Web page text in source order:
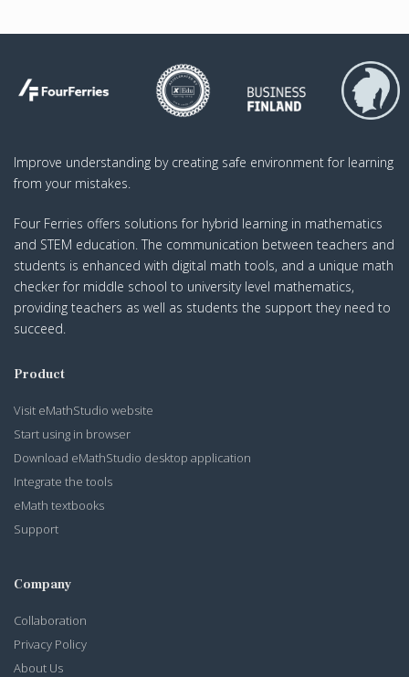
Improve understanding by creating safe environment for learning
from your mistakes.
Four Ferries offers solutions for hybrid learning in mathematics
and STEM education. The communication between teachers and
students is enhanced with digital math tools, and a unique math
checker for middle school to university level mathematics,
providing teachers as well as students the support they need to
succeed.
Product
Visit eMathStudio website
Start using in browser
Download eMathStudio desktop application
Integrate the tools
eMath textbooks
Support
Company
Collaboration
Privacy Policy
About Us